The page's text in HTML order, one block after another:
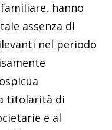
hanno
assenza di
nel periodo
titolarità di
e al